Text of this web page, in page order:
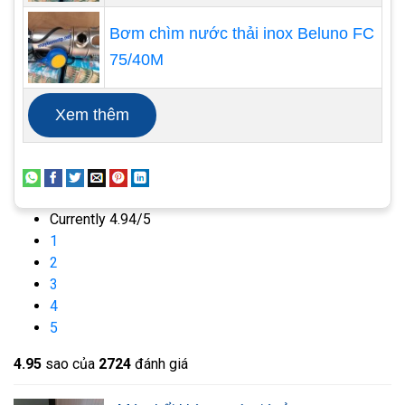
Mua máy thổi khí con sò giá rẻ ở đâu?
Công ty TNHH Nhất Tâm Phát là doanh nghiệp
hàng đầu trong lĩnh vực mua bán máy thổi khí
ccon sò cũ và mới, máy bơm hóa chất, máy bơm
Bơm chìm nước thải inox Beluno FC
75/40M
Xem thêm
Currently 4.94/5
1
2
3
4
5
4.95 sao của 2724 đánh giá